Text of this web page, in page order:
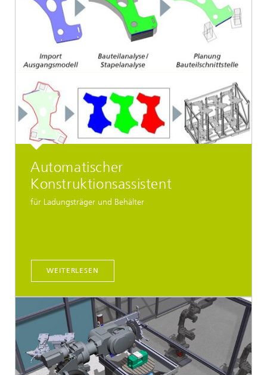
Automatischer
Konstruktionsassistent
für Ladungsträger und Behälter
WEITERLESEN